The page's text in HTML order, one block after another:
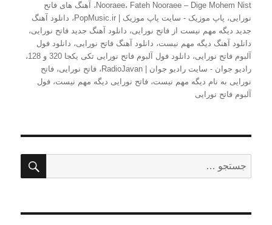
Nooraee، Fateh Nooraee – Dige Mohem Nist ،
آهنگ های فاتح
نورایی، پاپ موزیک - سایت پاپ موزیک | PopMusic.ir ، دانلود آهنگ
جدید دیگه مهم نیست از فاتح نورایی، دانلود آهنگ جدید فاتح نورایی،
دانلود آهنگ دیگه مهم نیست، دانلود آهنگ فاتح نورایی، دانلود فول
آلبوم فاتح نورایی، دانلود فول آلبوم فاتح نورایی تکی یکجا 320 و 128
،
رادیو جوان - سایت رادیو جوان | RadioJavan
،فاتح نورایی،فاتح
نورایی به نام دیگه مهم نیست،فاتح نورایی دیگه مهم نیست،فول
آلبوم فاتح نورایی
برای: